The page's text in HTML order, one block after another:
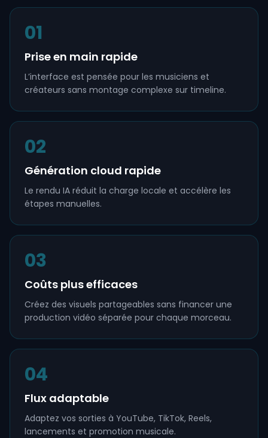
01
Prise en main rapide
L’interface est pensée pour les musiciens et
créateurs sans montage complexe sur timeline.
02
Génération cloud rapide
Le rendu IA réduit la charge locale et accélère les
étapes manuelles.
03
Coûts plus efficaces
Créez des visuels partageables sans financer une
production vidéo séparée pour chaque morceau.
04
Flux adaptable
Adaptez vos sorties à YouTube, TikTok, Reels,
lancements et promotion musicale.